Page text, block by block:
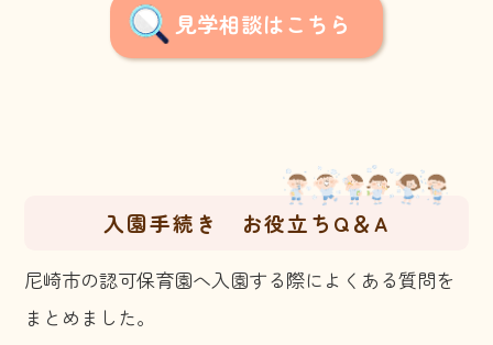
見学相談はこちら
入園手続き お役立ちQ＆A
尼崎市の認可保育園へ入園する際によくある質問を
まとめました。